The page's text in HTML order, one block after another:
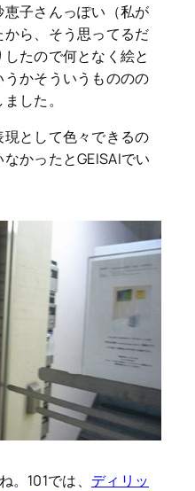
子さんっぽい（私が
ら、そう思ってるだ
たので何となく絵と
かそういうもののの
した。
として色々できるの
かったとGEISAIでい
101では、 ディリッ